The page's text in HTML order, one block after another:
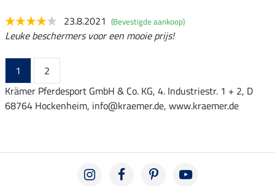
23.8.2021 (Bevestigde aankoop)
Leuke beschermers voor een mooie prijs!
1
2
Krämer Pferdesport GmbH & Co. KG, 4. Industriestr. 1 + 2, D
68764 Hockenheim, info@kraemer.de, www.kraemer.de